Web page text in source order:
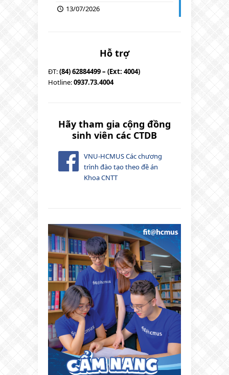
13/07/2026
Hỗ trợ
ĐT:(84) 62884499 – (Ext: 4004)
Hotline:0937.73.4004
Hãy tham gia cộng đồng
sinh viên các CTDB
VNU-HCMUS Các chương
trình đào tạo theo đề án
Khoa CNTT